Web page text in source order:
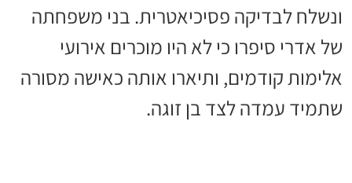
ונשלח לבדיקה פסיכיאטרית. בני משפחתה
של אדרי סיפרו כי לא היו מוכרים אירועי
אלימות קודמים, ותיארו אותה כאישה מסורה
שתמיד עמדה לצד בן זוגה.